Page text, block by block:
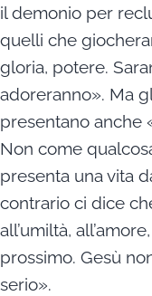
il demonio per
quelli che
gloria, potere.
adoreranno». Ma
presentano anche
Non come
presenta una vita
contrario ci dice
all’umiltà,
prossimo. Gesù
serio».